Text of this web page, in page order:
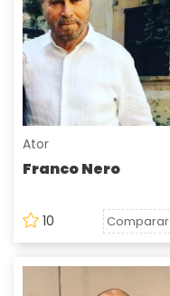
Ator
Franco Nero
10 Comparar